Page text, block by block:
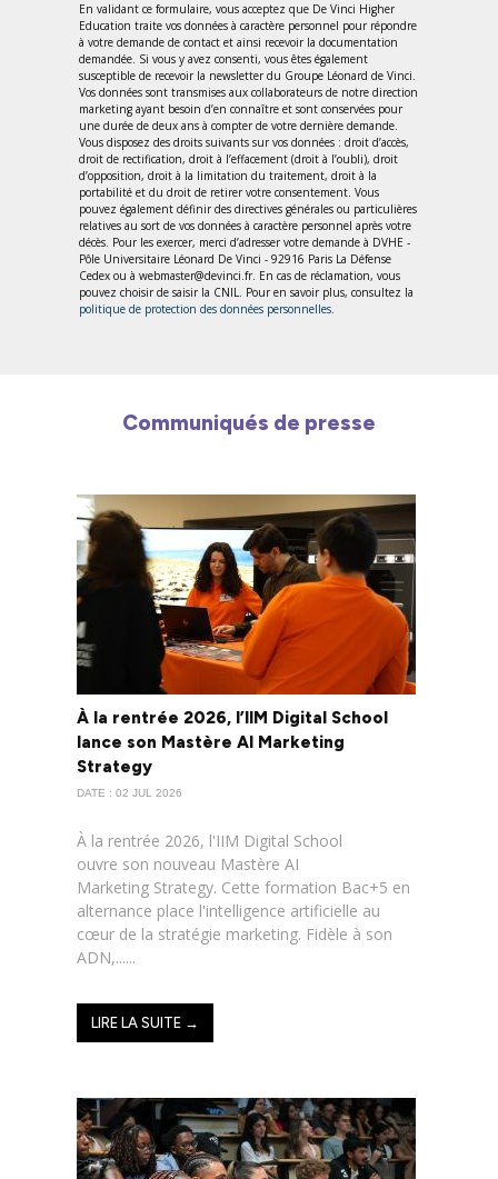
En validant ce formulaire, vous acceptez que De Vinci Higher
Education traite vos données à caractère personnel pour répondre
à votre demande de contact et ainsi recevoir la documentation
demandée. Si vous y avez consenti, vous êtes également
susceptible de recevoir la newsletter du Groupe Léonard de Vinci.
Vos données sont transmises aux collaborateurs de notre direction
marketing ayant besoin d’en connaître et sont conservées pour
une durée de deux ans à compter de votre dernière demande.
Vous disposez des droits suivants sur vos données : droit d’accès,
droit de rectification, droit à l’effacement (droit à l’oubli), droit
d’opposition, droit à la limitation du traitement, droit à la
portabilité et du droit de retirer votre consentement. Vous
pouvez également définir des directives générales ou particulières
relatives au sort de vos données à caractère personnel après votre
décès. Pour les exercer, merci d’adresser votre demande à DVHE -
Pôle Universitaire Léonard De Vinci - 92916 Paris La Défense
Cedex ou à webmaster@devinci.fr. En cas de réclamation, vous
pouvez choisir de saisir la CNIL. Pour en savoir plus, consultez la
politique de protection des données personnelles.
Communiqués de presse
À la rentrée 2026, l’IIM Digital School
lance son Mastère AI Marketing
Strategy
DATE : 02 JUL 2026
À la rentrée 2026, l'IIM Digital School
ouvre son nouveau Mastère AI
Marketing Strategy. Cette formation Bac+5 en
alternance place l'intelligence artificielle au
cœur de la stratégie marketing. Fidèle à son
ADN,......
LIRE LA SUITE →